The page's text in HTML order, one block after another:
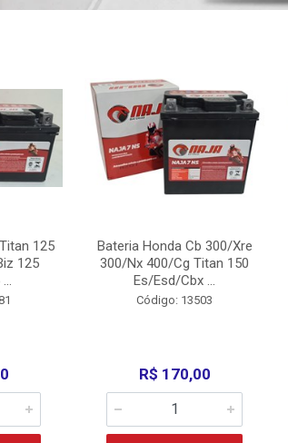
125
125
Bateria Honda Cb 300/Xre
300/Nx 400/Cg Titan 150
Es/Esd/Cbx ...
Código: 13503
R$ 170,00